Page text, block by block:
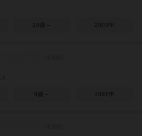
10歳～ 2003年
9歳～ 1997年